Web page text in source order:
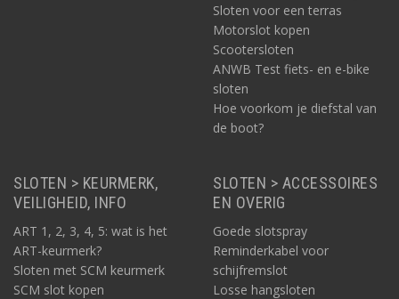
Zet de e-bike ergens goed in het zicht
onopvallend – zijn of haar gang kunnen gaan. Kies daarom
bewust voor wáár precies je de e-bike parkeert (en op slot zet).
Dat kan zijn in een bewaakte fietsenstalling. Zo’n locatie werkt
op voorhand al afschrikwekkend. Ideaal, maar zo’n stalling is niet
altijd in de nabijheid. Kies in dat geval voor een plek in het zicht:
goed verlicht, en met meestal genoeg voorbijgangers in de
buurt.
Sloten voor een terras
Motorslot kopen
Scootersloten
ANWB Test fiets- en e-bike
sloten
Hoe voorkom je diefstal van
de boot?
SLOTEN > KEURMERK,
VEILIGHEID, INFO
ART 1, 2, 3, 4, 5: wat is het
ART-keurmerk?
Sloten met SCM keurmerk
SCM slot kopen
SLOTEN > ACCESSOIRES
EN OVERIG
Goede slotspray
Reminderkabel voor
schijfremslot
Losse hangsloten